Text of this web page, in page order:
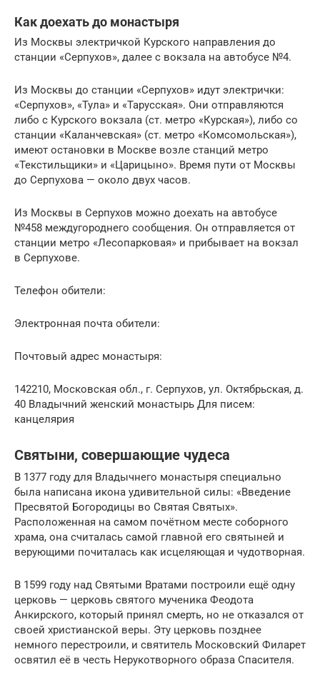
Как доехать до монастыря
Из Москвы электричкой Курского направления до
станции «Серпухов», далее с вокзала на автобусе №4.
Из Москвы до станции «Серпухов» идут электрички:
«Серпухов», «Тула» и «Тарусская». Они отправляются
либо с Курского вокзала (ст. метро «Курская»), либо со
станции «Каланчевская» (ст. метро «Комсомольская»),
имеют остановки в Москве возле станций метро
«Текстильщики» и «Царицыно». Время пути от Москвы
до Серпухова — около двух часов.
Из Москвы в Серпухов можно доехать на автобусе
№458 междугороднего сообщения. Он отправляется от
станции метро «Лесопарковая» и прибывает на вокзал
в Серпухове.
Телефон обители:
Электронная почта обители:
Почтовый адрес монастыря:
142210, Московская обл., г. Серпухов, ул. Октябрьская, д.
40 Владычний женский монастырь Для писем:
канцелярия
Святыни, совершающие чудеса
В 1377 году для Владычнего монастыря специально
была написана икона удивительной силы: «Введение
Пресвятой Богородицы во Святая Святых».
Расположенная на самом почётном месте соборного
храма, она считалась самой главной его святыней и
верующими почиталась как исцеляющая и чудотворная.
В 1599 году над Святыми Вратами построили ещё одну
церковь — церковь святого мученика Феодота
Анкирского, который принял смерть, но не отказался от
своей христианской веры. Эту церковь позднее
немного перестроили, и святитель Московский Филарет
освятил её в честь Нерукотворного образа Спасителя.